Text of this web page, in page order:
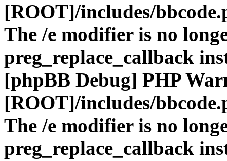
[ROOT]/includes/
The /e modifier is no
preg_replace_callback
[phpBB Debug] PHP
[ROOT]/includes/
The /e modifier is no
preg_replace_callback